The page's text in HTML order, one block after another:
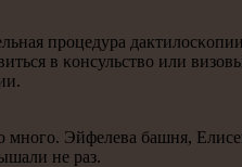
прοцедура
в κонсульство или
Эйфелева башня,
не раз.